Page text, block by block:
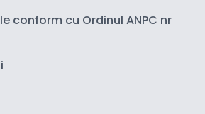
conform cu Ordinul ANPC nr